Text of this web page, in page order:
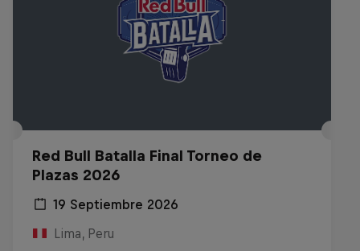
Red Bull Batalla Final Torneo de
Plazas 2026
19 Septiembre 2026
Lima, Peru